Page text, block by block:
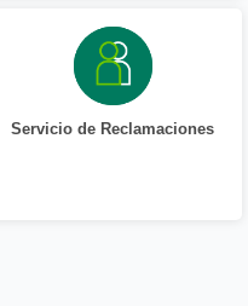
Servicio de Reclamaciones